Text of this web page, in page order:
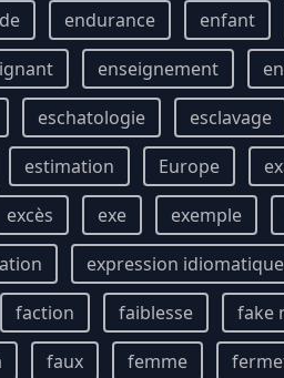
endurance enfant
enseignement
eschatologie esclavage
estimation Europe
excès exe exemple
expression idiomatique
faction faiblesse fake
faux femme